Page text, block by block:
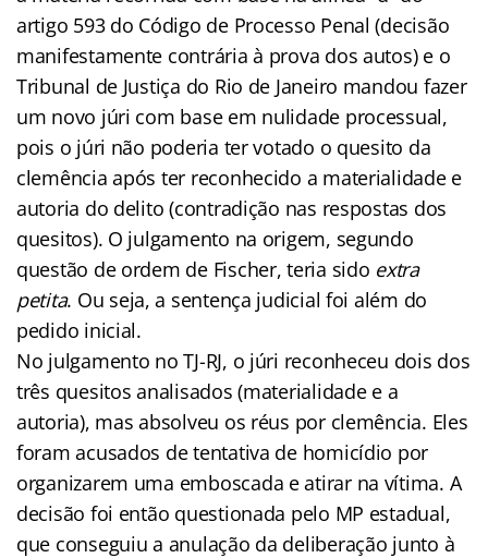
artigo 593 do Código de Processo Penal (decisão
manifestamente contrária à prova dos autos) e o
Tribunal de Justiça do Rio de Janeiro mandou fazer
um novo júri com base em nulidade processual,
pois o júri não poderia ter votado o quesito da
clemência após ter reconhecido a materialidade e
autoria do delito (contradição nas respostas dos
quesitos). O julgamento na origem, segundo
questão de ordem de Fischer, teria sido extra
petita. Ou seja, a sentença judicial foi além do
pedido inicial.
No julgamento no TJ-RJ, o júri reconheceu dois dos
três quesitos analisados (materialidade e a
autoria), mas absolveu os réus por clemência. Eles
foram acusados de tentativa de homicídio por
organizarem uma emboscada e atirar na vítima. A
decisão foi então questionada pelo MP estadual,
que conseguiu a anulação da deliberação junto à